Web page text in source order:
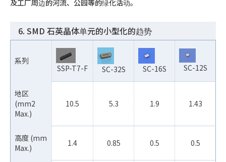
及工厂周边的河流、公园等的绿化活动。
6. SMD 石英晶体单元的小型化的趋势
系列
SSP-T7-F SC-32S SC-16S SC-12S
地区
(mm2
Max.)
10.5 5.3 1.9 1.43
高度 (mm
Max.)
1.4 0.85 0.5 0.5